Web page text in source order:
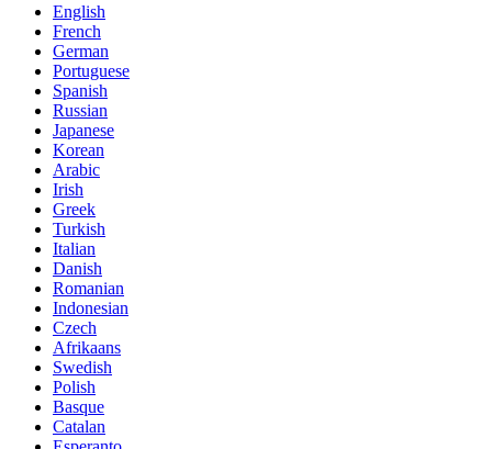
English
French
German
Portuguese
Spanish
Russian
Japanese
Korean
Arabic
Irish
Greek
Turkish
Italian
Danish
Romanian
Indonesian
Czech
Afrikaans
Swedish
Polish
Basque
Catalan